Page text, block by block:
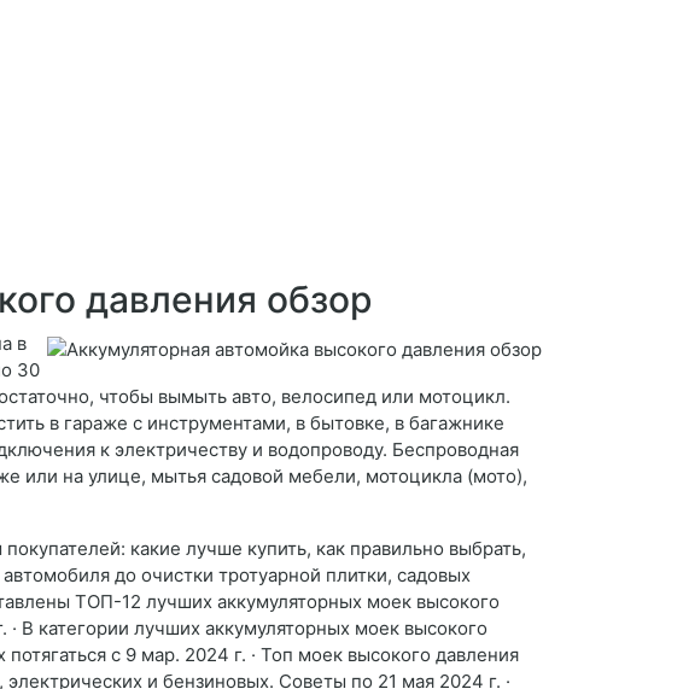
давления обзор
в
30
чтобы вымыть авто, велосипед или мотоцикл.
в гараже с инструментами, в бытовке, в багажнике
к электричеству и водопроводу. Беспроводная
или на улице, мытья садовой мебели, мотоцикла (мото),
какие лучше купить, как правильно выбрать,
до очистки тротуарной плитки, садовых
ТОП-12 лучших аккумуляторных моек высокого
В категории лучших аккумуляторных моек высокого
с 9 мар. 2024 г. · Топ моек высокого давления
и бензиновых. Советы по 21 мая 2024 г. ·